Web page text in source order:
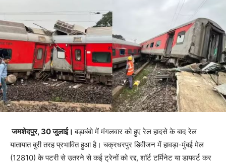
जमशेदपुर, 30 जुलाई।बड़ाबंबो में मंगलवार को हुए रेल हादसे के बाद रेल
यातायात बुरी तरह प्रभावित हुआ है। चक्रधरपुर डिवीजन में हावड़ा-मुंबई मेल
(12810) के पटरी से उतरने से कई ट्रेनों को रद्द, शॉर्ट टर्मिनेट या डायवर्ट कर